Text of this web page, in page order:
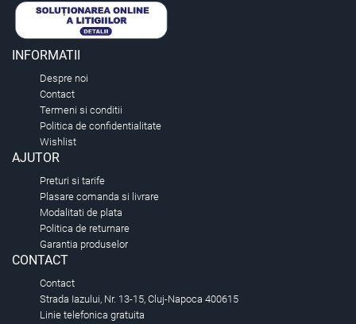
INFORMATII
Despre noi
Contact
Termeni si conditii
Politica de confidentialitate
Wishlist
AJUTOR
Preturi si tarife
Plasare comanda si livrare
Modalitati de plata
Politica de returnare
Garantia produselor
CONTACT
Contact
Strada Iazului, Nr. 13-15, Cluj-Napoca 400615
Linie telefonica gratuita